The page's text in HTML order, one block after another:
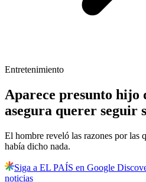
Entretenimiento
Aparece presunto hijo
asegura querer seguir
El hombre reveló las razones por las
había dicho nada.
Siga a EL PAÍS en Google
noticias